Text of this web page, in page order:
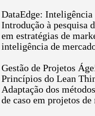
DataEdge: Inteligência
Introdução à pesquisa
em estratégias de
inteligência de
Gestão de Projetos
Princípios do Lean
Adaptação dos
de caso em projetos